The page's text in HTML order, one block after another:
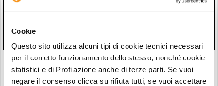
Cookie
Questo sito utilizza alcuni tipi di cookie tecnici necessari
per il corretto funzionamento dello stesso, nonché cookie
statistici e di Profilazione anche di terze parti. Se vuoi
negare il consenso clicca su rifiuta tutti, se vuoi accettare
Il “nuovo Warren Buffett” crolla insieme all’AI. Da marzo
però è ancora leader
28/07/26 20:17